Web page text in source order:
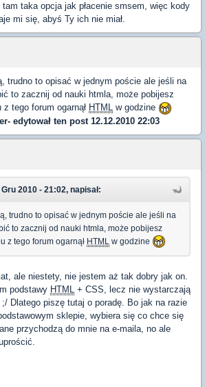
taka opcja jak płacenie smsem, więc kody
mi się, abyś Ty ich nie miał.
trudno to opisać w jednym poście ale jeśli na
to zacznij od nauki htmla, może pobijesz
tego forum ogarnął HTML w godzine
edytował ten post 12.12.2010 22:03
2010 - 21:02, napisał:
trudno to opisać w jednym poście ale jeśli na
to zacznij od nauki htmla, może pobijesz
z tego forum ogarnął HTML w godzine
ale niestety, nie jestem aż tak dobry jak on.
podstawy HTML + CSS, lecz nie wystarczają
Dlatego piszę tutaj o poradę. Bo jak na razie
sklepie, wybiera się co chce się
przychodzą do mnie na e-maila, no ale